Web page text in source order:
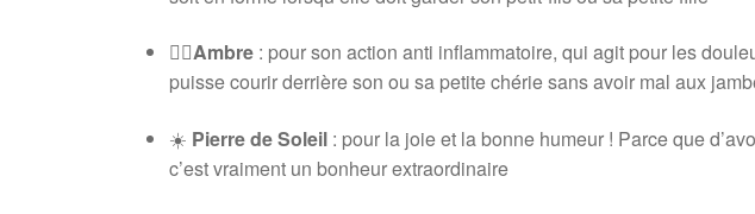
🏃‍♀️Ambre : pour son action anti inflammatoire, qui agit pour les
puisse courir derrière son ou sa petite chérie sans avoir mal aux
☀️ Pierre de Soleil : pour la joie et la bonne humeur ! Parce que
c’est vraiment un bonheur extraordinaire